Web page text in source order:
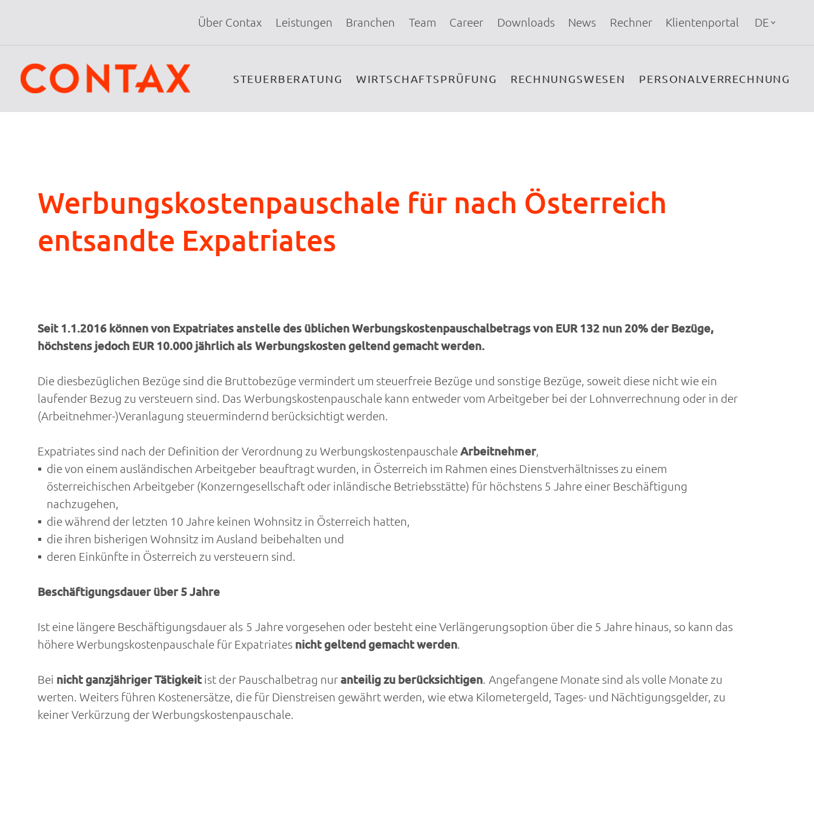
Über Contax Leistungen Branchen Team Career Downloads News Rechner Klientenportal DE
STEUERBERATUNG WIRTSCHAFTSPRÜFUNG RECHNUNGSWESEN PERSONALVERRECHNUNG
Werbungskostenpauschale für nach Österreich
entsandte Expatriates
Seit 1.1.2016 können von Expatriates anstelle des üblichen Werbungskostenpauschalbetrags von EUR 132 nun 20% der Bezüge,
höchstens jedoch EUR 10.000 jährlich als Werbungskosten geltend gemacht werden.
Die diesbezüglichen Bezüge sind die Bruttobezüge vermindert um steuerfreie Bezüge und sonstige Bezüge, soweit diese nicht wie ein
laufender Bezug zu versteuern sind. Das Werbungskostenpauschale kann entweder vom Arbeitgeber bei der Lohnverrechnung oder in der
(Arbeitnehmer-)Veranlagung steuermindernd berücksichtigt werden.
Expatriates sind nach der Definition der Verordnung zu WerbungskostenpauschaleArbeitnehmer,
die von einem ausländischen Arbeitgeber beauftragt wurden, in Österreich im Rahmen eines Dienstverhältnisses zu einem
österreichischen Arbeitgeber (Konzerngesellschaft oder inländische Betriebsstätte) für höchstens 5 Jahre einer Beschäftigung
nachzugehen,
die während der letzten 10 Jahre keinen Wohnsitz in Österreich hatten,
die ihren bisherigen Wohnsitz im Ausland beibehalten und
deren Einkünfte in Österreich zu versteuern sind.
Beschäftigungsdauer über 5 Jahre
Ist eine längere Beschäftigungsdauer als 5 Jahre vorgesehen oder besteht eine Verlängerungsoption über die 5 Jahre hinaus, so kann das
höhere Werbungskostenpauschale für Expatriates nicht geltend gemacht werden.
Bei nicht ganzjähriger Tätigkeitist der Pauschalbetrag nuranteilig zu berücksichtigen. Angefangene Monate sind als volle Monate zu
werten. Weiters führen Kostenersätze, die für Dienstreisen gewährt werden, wie etwa Kilometergeld, Tages- und Nächtigungsgelder, zu
keiner Verkürzung der Werbungskostenpauschale.